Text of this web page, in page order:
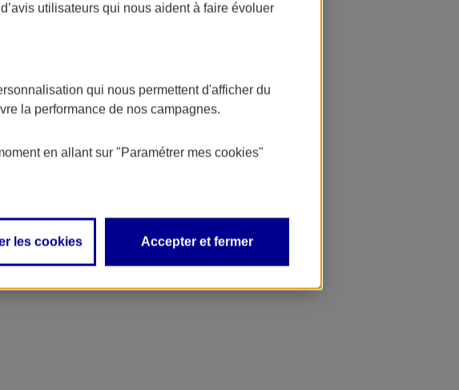
utilisateurs qui nous aident à faire évoluer
qui nous permettent d'afficher du
la performance de nos campagnes.
en allant sur "Paramétrer mes cookies"
les cookies Accepter et fermer